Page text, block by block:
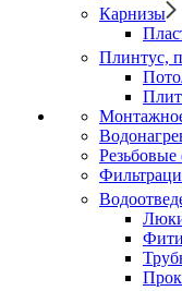
Карнизы
Плинтус,